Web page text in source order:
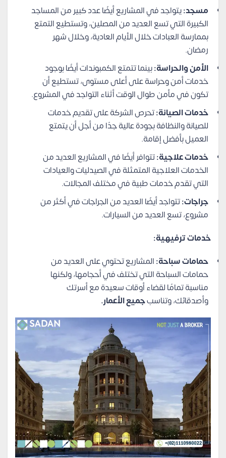
مسجد:يتواجد في المشاريع أيضًا عدد كبير من المساجد
الكبيرة التي تسع العديد من المصلين، وتستطيع التمتع
بممارسة العبادات خلال الأيام العادية، وخلال شهر
رمضان.
الأمن والحراسة:بينما تتمتع الكمبوندات أيضًا بوجود
خدمات أمن وحراسة على أعلى مستوى، تستطيع أن
تكون في مأمن طوال الوقت أثناء التواجد في المشروع.
خدمات الصيانة:تحرص الشركة على تقديم خدمات
للصيانة والنظافة بجودة عالية جدًا من أجل أن يتمتع
العميل بأفضل إقامة.
خدمات علاجية:تتوافر أيضًا في المشاريع العديد من
الخدمات العلاجية المتمثلة في الصيدليات والعيادات
التي تقدم خدمات طبية في مختلف المجالات.
جراجات:تتواجد أيضًا العديد من الجراجات في أكثر من
مشروع، تسع العديد من السيارات.
خدمات ترفيهية:
حمامات سباحة:المشاريع تحتوي على العديد من
حمامات السباحة التي تختلف في أحجامها، ولكنها
مناسبة تمامًا لقضاء أوقات سعيدة مع أسرتك
وأصدقائك، وتناسبجميع الأعمار.